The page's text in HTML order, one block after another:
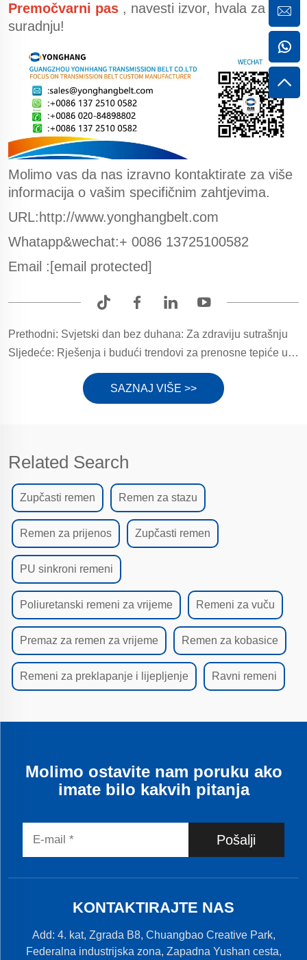
Premočvarni pas , navesti izvor, hvala za
suradnju!
Molimo vas da nas izravno kontaktirate za više
informacija o vašim specifičnim zahtjevima.
URL:http://www.yonghangbelt.com
Whatapp&wechat:+ 0086 13725100582
Email : [email protected]
Prethodni: Svjetski dan bez duhana: Za zdraviju sutrašnju
Sljedeće: Rješenja i budući trendovi za prenosne tepiće u industriji čevapdžije
SAZNAJ VIŠE >>
Related Search
Zupčasti remen Remen za stazu
Remen za prijenos Zupčasti remen
PU sinkroni remeni
Poliuretanski remeni za vrijeme Remeni za vuču
Premaz za remen za vrijeme Remen za kobasice
Remeni za preklapanje i lijepljenje Ravni remeni
Molimo ostavite nam poruku ako
imate bilo kakvih pitanja
Pošalji
KONTAKTIRAJTE NAS
Add: 4. kat, Zgrada B8, Chuangbao Creative Park,
Federalna industrijska zona, Zapadna Yushan cesta,